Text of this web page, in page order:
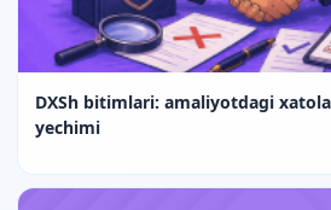
DXSh bitimlari: amaliyotdagi
yechimi